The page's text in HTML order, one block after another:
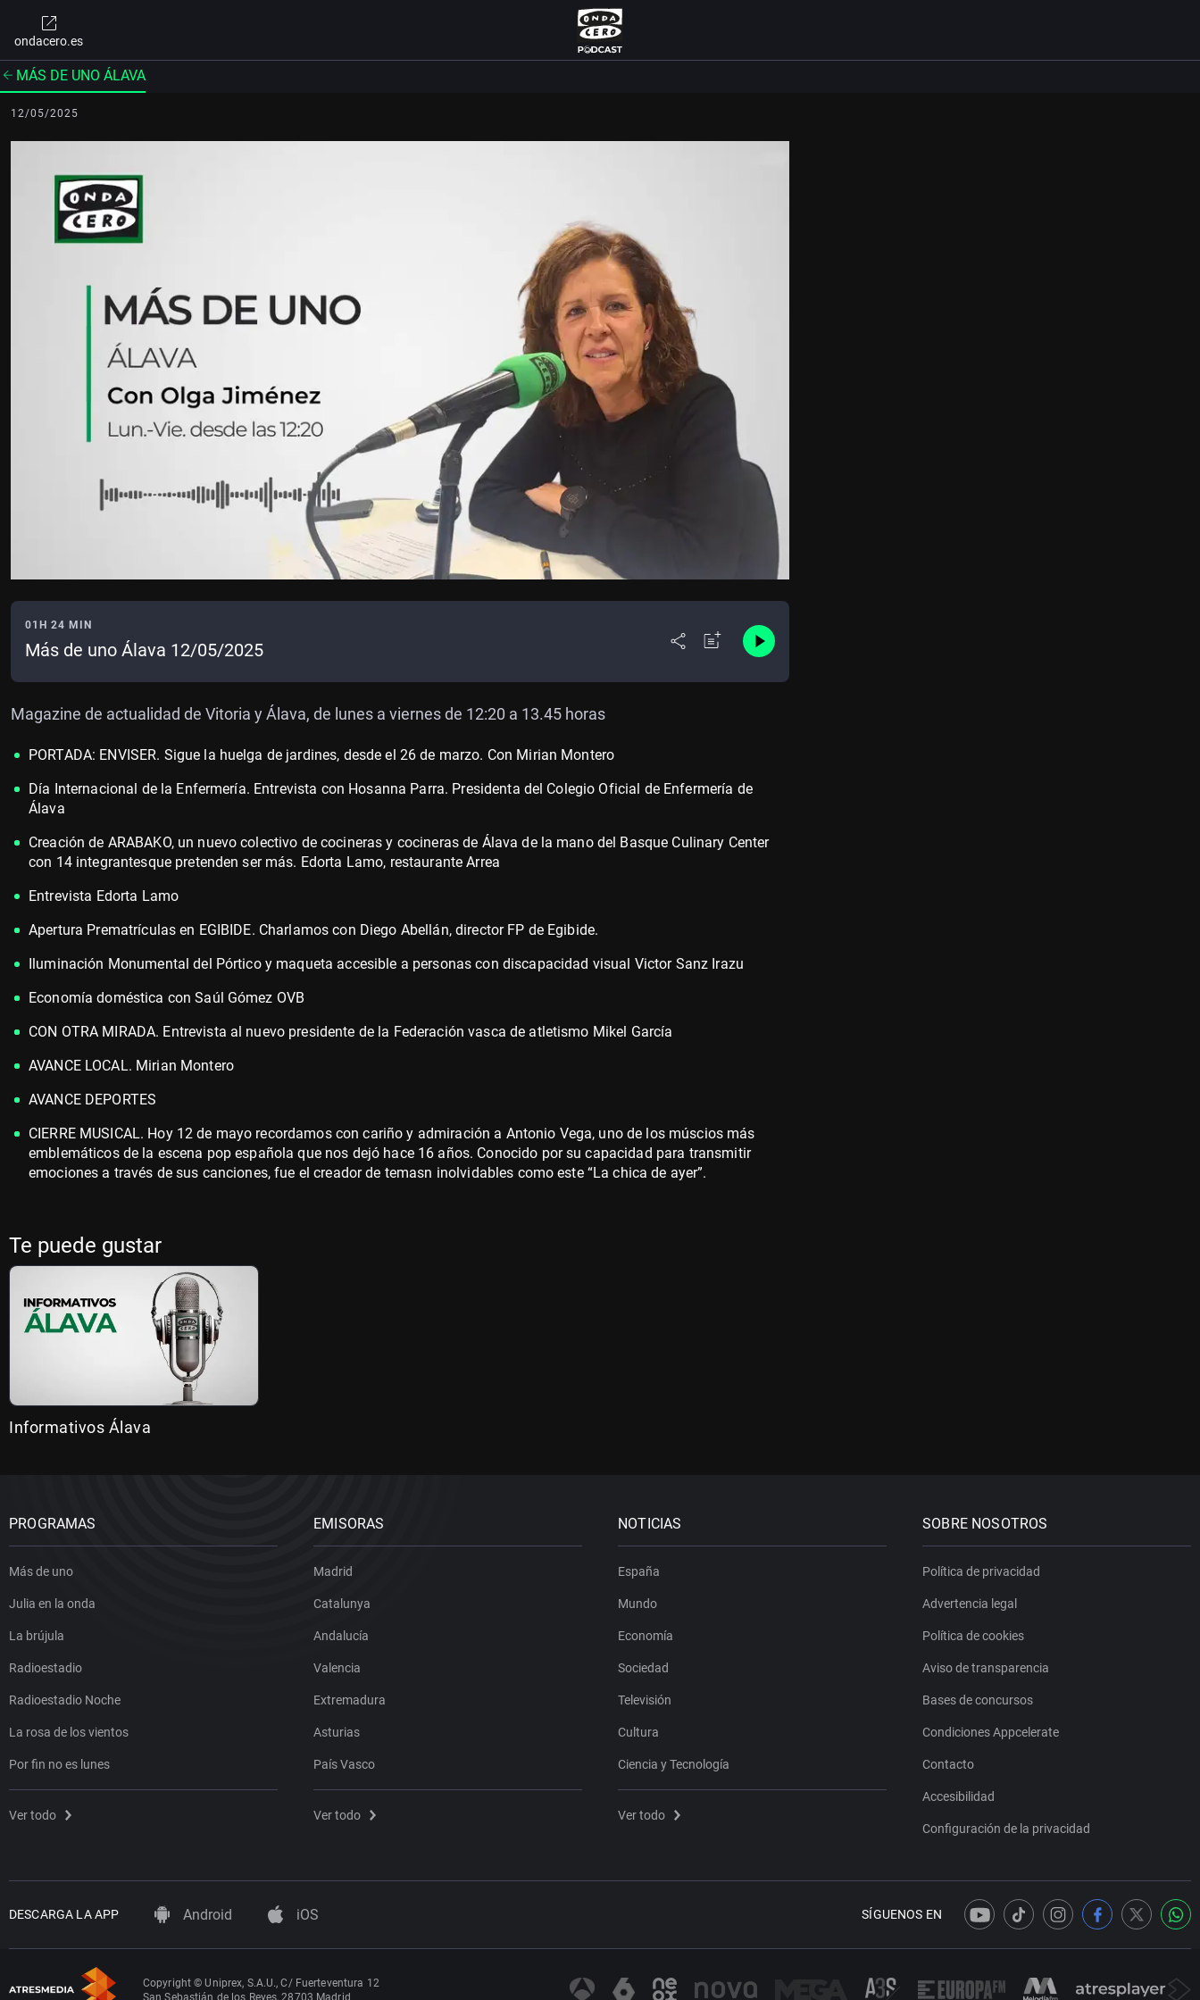
ondacero.es
MÁS DE UNO ÁLAVA
12/05/2025
01H 24 MIN
Más de uno Álava 12/05/2025
Magazine de actualidad de Vitoria y Álava, de lunes a viernes de 12:20 a 13.45 horas
PORTADA: ENVISER. Sigue la huelga de jardines, desde el 26 de marzo. Con Mirian Montero
Día Internacional de la Enfermería. Entrevista con Hosanna Parra. Presidenta del Colegio Oficial de Enfermería de
Álava
Creación de ARABAKO, un nuevo colectivo de cocineras y cocineras de Álava de la mano del Basque Culinary Center
con 14 integrantesque pretenden ser más. Edorta Lamo, restaurante Arrea
Entrevista Edorta Lamo
Apertura Prematrículas en EGIBIDE. Charlamos con Diego Abellán, director FP de Egibide.
Iluminación Monumental del Pórtico y maqueta accesible a personas con discapacidad visual Victor Sanz Irazu
Economía doméstica con Saúl Gómez OVB
CON OTRA MIRADA. Entrevista al nuevo presidente de la Federación vasca de atletismo Mikel García
AVANCE LOCAL. Mirian Montero
AVANCE DEPORTES
CIERRE MUSICAL. Hoy 12 de mayo recordamos con cariño y admiración a Antonio Vega, uno de los múscios más
emblemáticos de la escena pop española que nos dejó hace 16 años. Conocido por su capacidad para transmitir
emociones a través de sus canciones, fue el creador de temasn inolvidables como este “La chica de ayer”.
Te puede gustar
Informativos Álava
PROGRAMAS
Más de uno
Julia en la onda
La brújula
Radioestadio
Radioestadio Noche
La rosa de los vientos
Por fin no es lunes
Ver todo
EMISORAS
Madrid
Catalunya
Andalucía
Valencia
Extremadura
Asturias
País Vasco
Ver todo
NOTICIAS
España
Mundo
Economía
Sociedad
Televisión
Cultura
Ciencia y Tecnología
Ver todo
SOBRE NOSOTROS
Política de privacidad
Advertencia legal
Política de cookies
Aviso de transparencia
Bases de concursos
Condiciones Appcelerate
Contacto
Accesibilidad
Configuración de la privacidad
DESCARGA LA APP Android iOS SÍGUENOS EN
Copyright © Uniprex, S.A.U., C/ Fuerteventura 12
San Sebastián de los Reyes, 28703 Madrid